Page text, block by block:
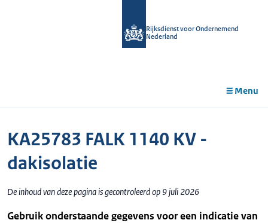
Rijksdienst voor Ondernemend
Nederland
Menu
KA25783 FALK 1140 KV -
dakisolatie
De inhoud van deze pagina is gecontroleerd op 9 juli 2026
Gebruik onderstaande gegevens voor een indicatie van